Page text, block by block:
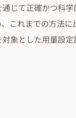
じて正確かつ科
これまでの方法
象とした用量設定